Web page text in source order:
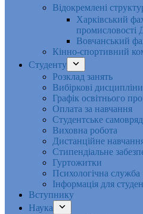
Відокремлені
Харківський
Вовчанський
Кінно-спортивний
Студенту
Розклад занять
Вибіркові
Графік освітнього
Оплата за навчання
Студентське
Виховна робота
Дистанційне
Стипендіальне
Гуртожитки
Психологічна служба
Інформація для
Вступнику
Наука